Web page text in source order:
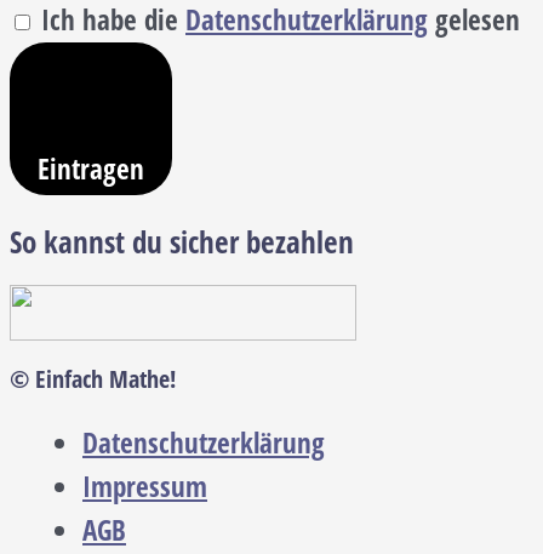
Ich habe die Datenschutzerklärunggelesen
Eintragen
So kannst du sicher bezahlen
© Einfach Mathe!
Datenschutzerklärung
Impressum
AGB